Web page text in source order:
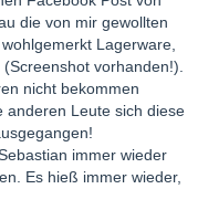
die von mir gewollten
Lagerware,
vorhanden!).
nicht bekommen
anderen Leute sich diese
immer wieder
Es hieß immer wieder,